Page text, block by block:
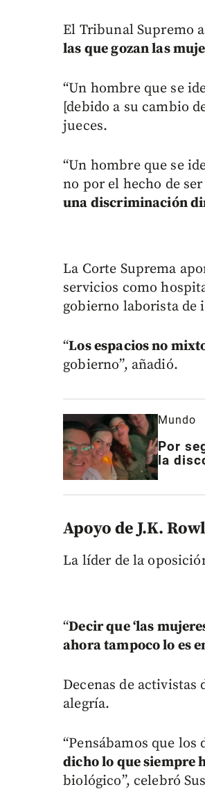
El Tribunal Supremo
las que gozan las
“Un hombre que se
[debido a su cambio
jueces.
“Un hombre que se
no por el hecho de
una discriminación
La Corte Suprema
servicios como
gobierno laborista de
“Los espacios no
gobierno”, añadió.
Mundo
Por
la
Apoyo de J.K.
La líder de la
“Decir que ‘las
ahora tampoco lo es
Decenas de activistas
alegría.
“Pensábamos que
dicho lo que siempre
biológico”, celebró